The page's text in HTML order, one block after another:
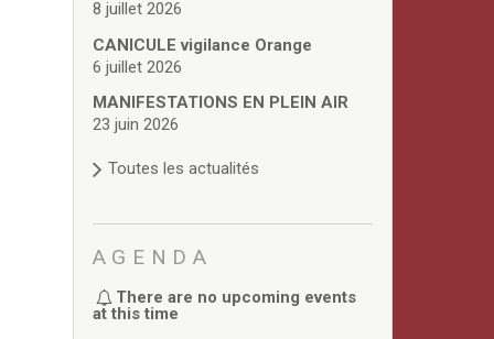
8 juillet 2026
CANICULE vigilance Orange
6 juillet 2026
MANIFESTATIONS EN PLEIN AIR
23 juin 2026
Toutes les actualités
AGENDA
There are no upcoming events
at this time